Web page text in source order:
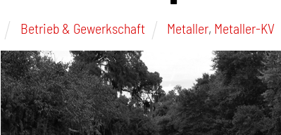
Betrieb & Gewerkschaft Metaller, Metaller-KV